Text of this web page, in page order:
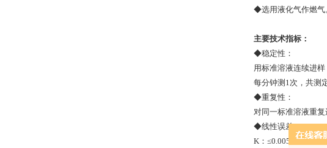
◆选用液化气作燃气
主要技术指标：
◆稳定性：
用标准溶液连续进样
每分钟测 1次，共测
◆重复性：
对同一标准溶液重复
◆线性误差：
K ： ≤0.005mmol/L（